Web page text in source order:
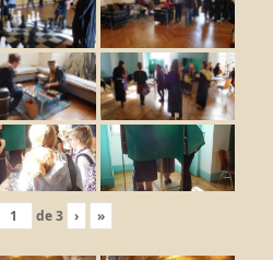
de3 › »